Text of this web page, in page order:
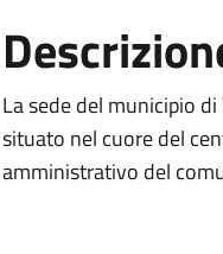
La sede del municipio
situato nel cuore del
amministrativo del